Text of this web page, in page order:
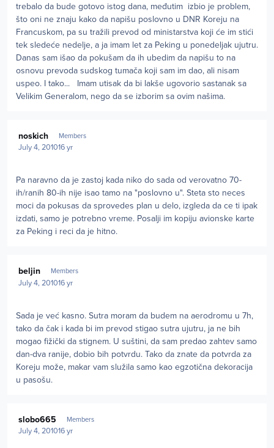
trebalo da bude gotovo istog dana, međutim izbio je problem,
što oni ne znaju kako da napišu poslovno u DNR Koreju na
Francuskom, pa su tražili prevod od ministarstva koji će im stići
tek sledeće nedelje, a ja imam let za Peking u ponedeljak ujutru.
Danas sam išao da pokušam da ih ubedim da napišu to na
osnovu prevoda sudskog tumača koji sam im dao, ali nisam
uspeo. I tako... Imam utisak da bi lakše ugovorio sastanak sa
Velikim Generalom, nego da se izborim sa ovim našima.
noskich Members
July 4, 201016 yr
Pa naravno da je zastoj kada niko do sada od verovatno 70-
ih/ranih 80-ih nije isao tamo na "poslovno u". Steta sto neces
moci da pokusas da sprovedes plan u delo, izgleda da ce ti ipak
izdati, samo je potrebno vreme. Posalji im kopiju avionske karte
za Peking i reci da je hitno.
beljin Members
July 4, 201016 yr
Sada je već kasno. Sutra moram da budem na aerodromu u 7h,
tako da čak i kada bi im prevod stigao sutra ujutru, ja ne bih
mogao fižički da stignem. U suštini, da sam predao zahtev samo
dan-dva ranije, dobio bih potvrdu. Tako da znate da potvrda za
Koreju može, makar vam služila samo kao egzotična dekoracija
u pasošu.
slobo665 Members
July 4, 201016 yr